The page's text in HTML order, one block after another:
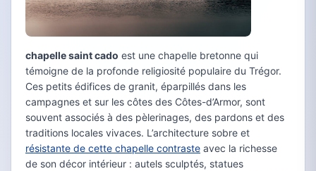
chapelle saint cado est une chapelle bretonne qui
témoigne de la profonde religiosité populaire du Trégor.
Ces petits édifices de granit, éparpillés dans les
campagnes et sur les côtes des Côtes-d’Armor, sont
souvent associés à des pèlerinages, des pardons et des
traditions locales vivaces. L’architecture sobre et
résistante de cette chapelle contraste avec la richesse
de son décor intérieur : autels sculptés, statues